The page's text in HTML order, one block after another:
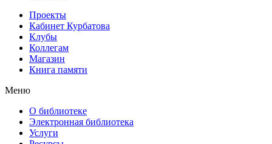
Проекты
Кабинет Курбатова
Клубы
Коллегам
Магазин
Книга памяти
Меню
О библиотеке
Электронная библиотека
Услуги